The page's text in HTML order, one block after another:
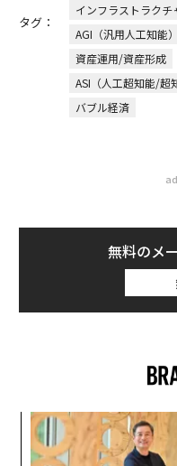
タグ：
インフラストラクチ
AGI（汎用人工知能
資産運用/資産形成
ASI（人工超知能/超
バブル経済
無料のメ